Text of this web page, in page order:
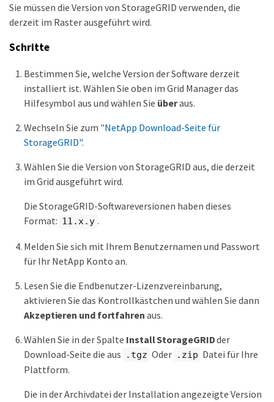
Sie müssen die Version von StorageGRID verwenden, die
derzeit im Raster ausgeführt wird.
Schritte
Bestimmen Sie, welche Version der Software derzeit
installiert ist. Wählen Sie oben im Grid Manager das
Hilfesymbol aus und wählen Sie überaus.
Wechseln Sie zum "NetApp Download-Seite für
StorageGRID".
Wählen Sie die Version von StorageGRID aus, die derzeit
im Grid ausgeführt wird.
Die StorageGRID-Softwareversionen haben dieses
Format: 11.x.y .
Melden Sie sich mit Ihrem Benutzernamen und Passwort
für Ihr NetApp Konto an.
Lesen Sie die Endbenutzer-Lizenzvereinbarung,
aktivieren Sie das Kontrollkästchen und wählen Sie dann
Akzeptieren und fortfahren aus.
Wählen Sie in der Spalte Install StorageGRIDder
Download-Seite die aus
.tgz Oder .zip Datei für Ihre
Plattform.
Die in der Archivdatei der Installation angezeigte Version